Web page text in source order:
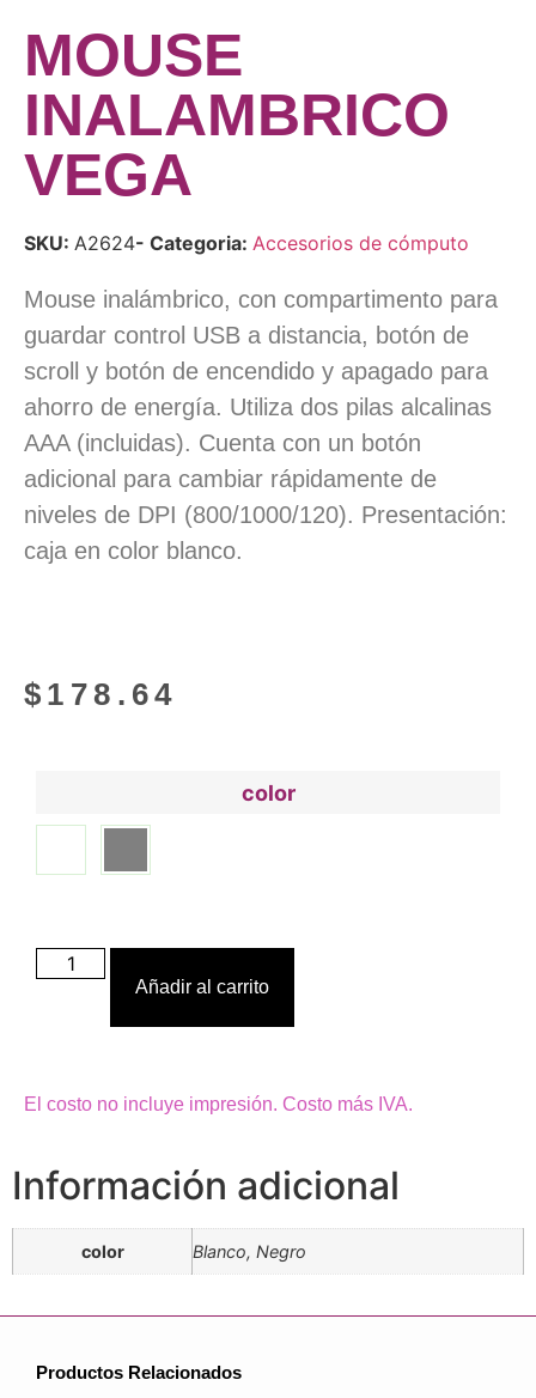
MOUSE
INALAMBRICO
VEGA
SKU: A2624- Categoria: Accesorios de cómputo
Mouse inalámbrico, con compartimento para
guardar control USB a distancia, botón de
scroll y botón de encendido y apagado para
ahorro de energía. Utiliza dos pilas alcalinas
AAA (incluidas). Cuenta con un botón
adicional para cambiar rápidamente de
niveles de DPI (800/1000/120). Presentación:
caja en color blanco.
$ 178.64
color
Añadir al carrito
El costo no incluye impresión. Costo más IVA.
Información adicional
color Blanco, Negro
Productos Relacionados